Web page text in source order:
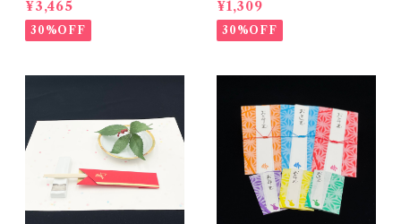
¥3,465
30%OFF
¥1,309
30%OFF